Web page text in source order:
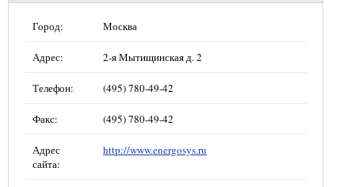
Город: Москва
Адрес: 2-я Мытищинская д. 2
Телефон: (495) 780-49-42
Факс: (495) 780-49-42
Адрес
сайта:
http://www.energosys.ru